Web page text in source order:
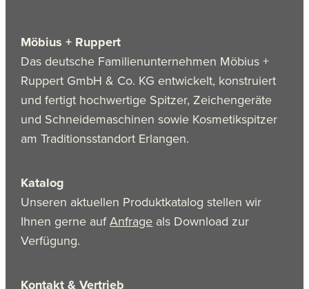
Möbius + Ruppert
Das deutsche Familienunternehmen Möbius +
Ruppert GmbH & Co. KG entwickelt, konstruiert
und fertigt hochwertige Spitzer, Zeichengeräte
und Schneidemaschinen sowie Kosmetikspitzer
am Traditionsstandort Erlangen.
Katalog
Unseren aktuellen Produktkatalog stellen wir
Ihnen gerne aufAnfrage als Download zur
Verfügung.
Kontakt & Vertrieb